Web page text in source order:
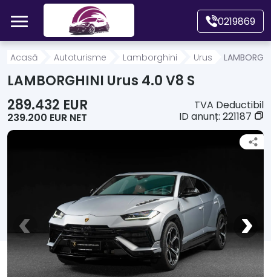
Mergi direct la conținutul principal
0219869
Acasă
Motociclete
Alte tipuri vehicule
Despre Noi
Contact
Acasă Autoturisme Lamborghini Urus
LAMBORGHINI Urus 4.0 V8 S
289.432 EUR
239.200 EUR NET
TVA Deductibil
ID anunț: 221187